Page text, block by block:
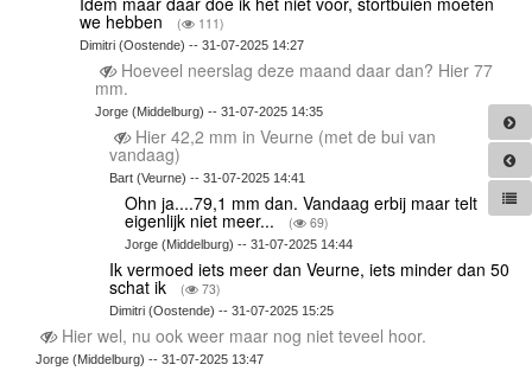
we hebben ( 111)
Dimitri (Oostende) -- 31-07-2025 14:27
Hoeveel neerslag deze maand daar dan? Hier 77
mm.
Jorge (Middelburg) -- 31-07-2025 14:35
Hier 42,2 mm in Veurne (met de bui van
vandaag)
Bart (Veurne) -- 31-07-2025 14:41
Ohn ja....79,1 mm dan. Vandaag erbij maar telt
eigenlijk niet meer... ( 69)
Jorge (Middelburg) -- 31-07-2025 14:44
Ik vermoed iets meer dan Veurne, iets minder dan 50
schat ik ( 73)
Dimitri (Oostende) -- 31-07-2025 15:25
Hier wel, nu ook weer maar nog niet teveel hoor.
Jorge (Middelburg) -- 31-07-2025 13:47